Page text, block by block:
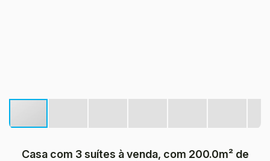
Casa com 3 suítes à venda, com 200.0m² de